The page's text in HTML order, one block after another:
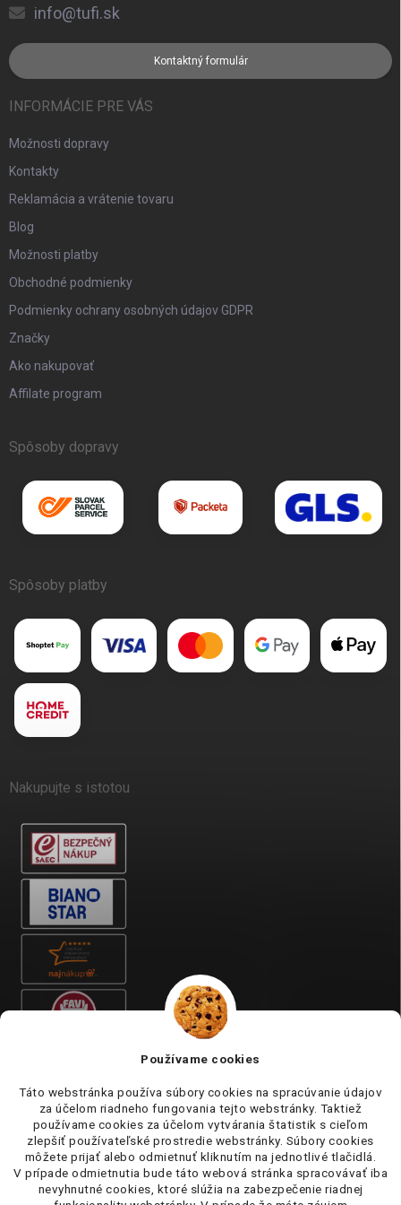
Používame cookies
Táto webstránka používa súbory cookies na spracúvanie údajov
za účelom riadneho fungovania tejto webstránky. Taktiež
používame cookies za účelom vytvárania štatistik s cieľom
zlepšiť používateľské prostredie webstránky. Súbory cookies
môžete prijať alebo odmietnuť kliknutím na jednotlivé tlačidlá.
V prípade odmietnutia bude táto webová stránka spracovávať iba
nevyhnutné cookies, ktoré slúžia na zabezpečenie riadnej
info@tufi.sk
Kontaktný formulár
INFORMÁCIE PRE VÁS
Možnosti dopravy
Kontakty
Reklamácia a vrátenie tovaru
Blog
Možnosti platby
Obchodné podmienky
Podmienky ochrany osobných údajov GDPR
Značky
Ako nakupovať
Affilate program
Spôsoby dopravy
Spôsoby platby
Nakupujte s istotou